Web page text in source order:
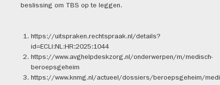
beslissing om TBS op te leggen.
https://uitspraken.rechtspraak.nl/details?
id=ECLI:NL:HR:2025:1044
https://www.avghelpdeskzorg.nl/onderwerpen/m/medisch-
beroepsgeheim
https://www.knmg.nl/actueel/dossiers/beroepsgeheim/